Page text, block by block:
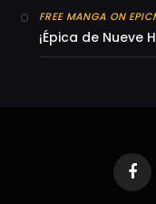
FREE MANGA ON
¡Épica de Nueve